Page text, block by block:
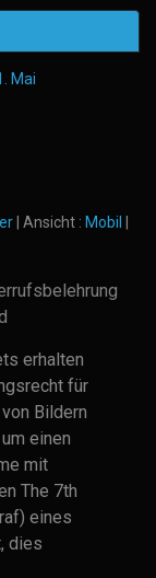
Mai
| Ansicht : Mobil
erhalten
für
Bildern
einen
mit
The 7th
eines
dies